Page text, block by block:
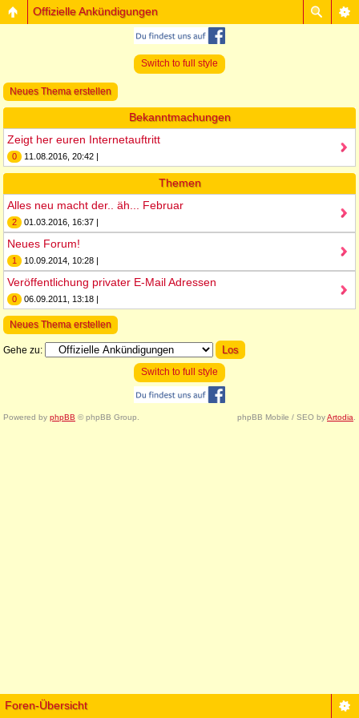
Offizielle Ankündigungen
Switch to full style
Neues Thema erstellen
Bekanntmachungen
Zeigt her euren Internetauftritt
0 11.08.2016, 20:42 |
Themen
Alles neu macht der.. äh... Februar
2 01.03.2016, 16:37 |
Neues Forum!
1 10.09.2014, 10:28 |
Veröffentlichung privater E-Mail Adressen
0 06.09.2011, 13:18 |
Neues Thema erstellen
Gehe zu:
Switch to full style
Powered by phpBB © phpBB Group. phpBB Mobile / SEO byArtodia
Foren-Übersicht